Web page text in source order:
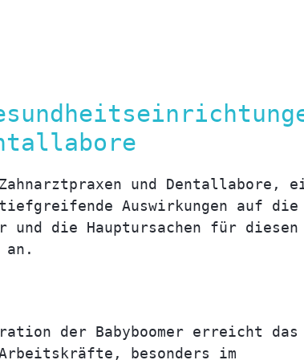
und Dentallabore,
tiefgreifende Auswirkungen auf die
die Hauptursachen für diesen
an.
der Babyboomer erreicht das
besonders im